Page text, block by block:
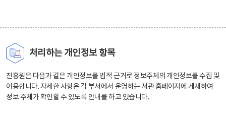
처리하는 개인정보 항목
진흥원은 다음과 같은 개인정보를 법적 근거로 정보주체의 개인정보를 수집 및
이용합니다. 자세한 사항은 각 부서에서 운영하는 서관 홈페이지에 게재하여
정보 주체가 확인할 수 있도록 안내를 하고 있습니다.